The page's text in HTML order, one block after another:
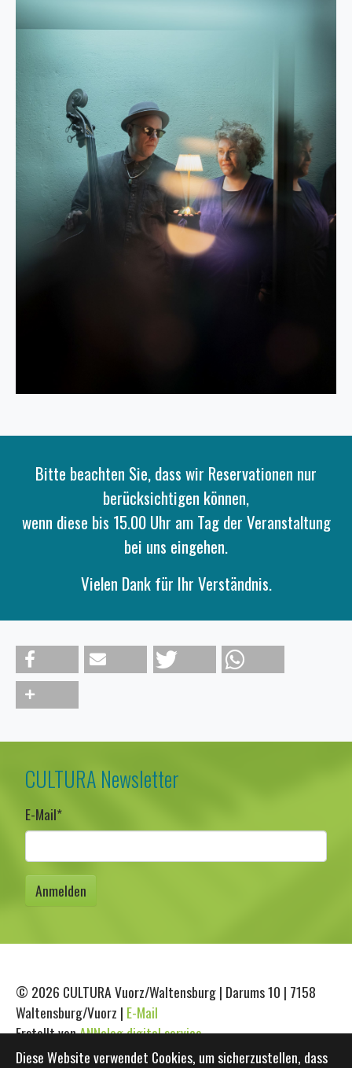
Diese Website verwendet Cookies, um sicherzustellen, dass
Bitte beachten Sie, dass wir Reservationen nur
berücksichtigen können,
wenn diese bis 15.00 Uhr am Tag der Veranstaltung
bei uns eingehen.
Vielen Dank für Ihr Verständnis.
CULTURA Newsletter
E-Mail*
© 2026 CULTURA Vuorz/Waltensburg | Darums 10 | 7158
Waltensburg/Vuorz | E-Mail
Erstellt vonANNalog digital service